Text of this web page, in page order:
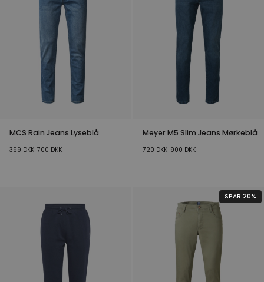
MCS Rain Jeans Lyseblå
399 DKK 700DKK
Meyer M5 Slim Jeans Mørkeblå
720 DKK 900DKK
SPAR 20%